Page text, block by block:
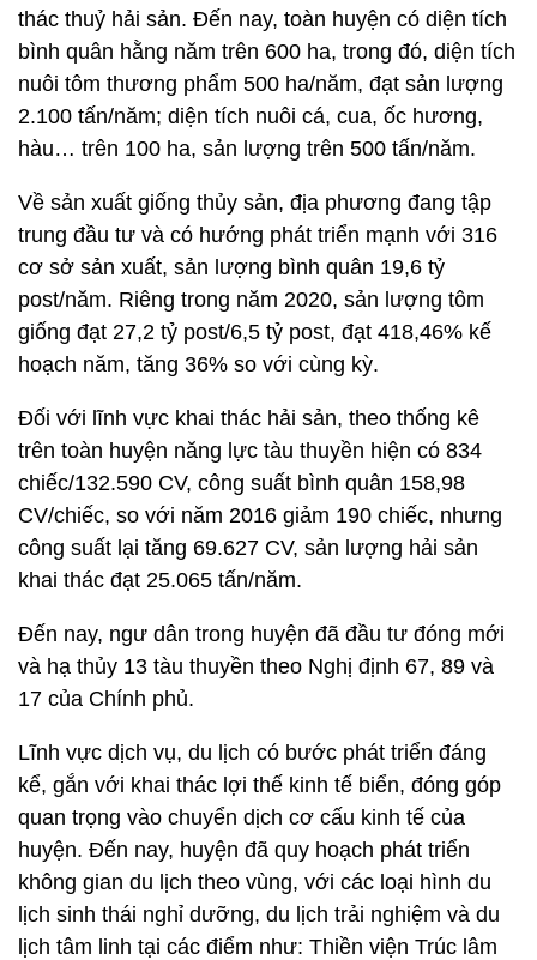
thác thuỷ hải sản. Đến nay, toàn huyện có diện tích
bình quân hằng năm trên 600 ha, trong đó, diện tích
nuôi tôm thương phẩm 500 ha/năm, đạt sản lượng
2.100 tấn/năm; diện tích nuôi cá, cua, ốc hương,
hàu… trên 100 ha, sản lượng trên 500 tấn/năm.
Về sản xuất giống thủy sản, địa phương đang tập
trung đầu tư và có hướng phát triển mạnh với 316
cơ sở sản xuất, sản lượng bình quân 19,6 tỷ
post/năm. Riêng trong năm 2020, sản lượng tôm
giống đạt 27,2 tỷ post/6,5 tỷ post, đạt 418,46% kế
hoạch năm, tăng 36% so với cùng kỳ.
Đối với lĩnh vực khai thác hải sản, theo thống kê
trên toàn huyện năng lực tàu thuyền hiện có 834
chiếc/132.590 CV, công suất bình quân 158,98
CV/chiếc, so với năm 2016 giảm 190 chiếc, nhưng
công suất lại tăng 69.627 CV, sản lượng hải sản
khai thác đạt 25.065 tấn/năm.
Đến nay, ngư dân trong huyện đã đầu tư đóng mới
và hạ thủy 13 tàu thuyền theo Nghị định 67, 89 và
17 của Chính phủ.
Lĩnh vực dịch vụ, du lịch có bước phát triển đáng
kể, gắn với khai thác lợi thế kinh tế biển, đóng góp
quan trọng vào chuyển dịch cơ cấu kinh tế của
huyện. Đến nay, huyện đã quy hoạch phát triển
không gian du lịch theo vùng, với các loại hình du
lịch sinh thái nghỉ dưỡng, du lịch trải nghiệm và du
lịch tâm linh tại các điểm như: Thiền viện Trúc lâm